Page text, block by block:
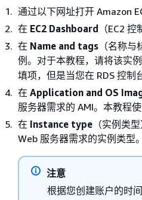
通过以下网址打开 Amazon
在 EC2 Dashboard （EC2
在 Name and tags （名称
例。对于本教程，请将该实
填项，但是当您在 RDS 控制
在 Application and OS
服务器需求的 AMI。本教程使
在 Instance type （实例类
Web 服务器需求的实例类型
注意
根据您创建账户的时